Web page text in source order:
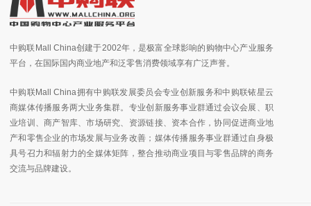
中购联Mall China创建于2002年，是极富全球影响的购物中心产业服务
平台，在国际国内商业地产和泛零售消费领域享有广泛声誉。
中购联Mall China拥有中购联发展委员会专业创新服务和中购联铱星云
商媒体传播服务两大业务集群。专业创新服务事业群通过会议会展、职
业培训、商产智库、市场研究、资源链接、资本合作，协同促进商业地
产和零售企业的市场发展与业务改善；媒体传播服务事业群通过自身极
具号召力和辐射力的全媒体矩阵，整合推动商业项目与零售品牌的商务
交流与品牌建设。